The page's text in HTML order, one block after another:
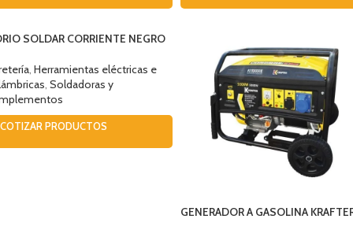
SOLDAR CORRIENTE NEGRO
, Herramientas eléctricas e
, Soldadoras y
COTIZAR PRODUCTOS
GENERADOR A GASOLINA